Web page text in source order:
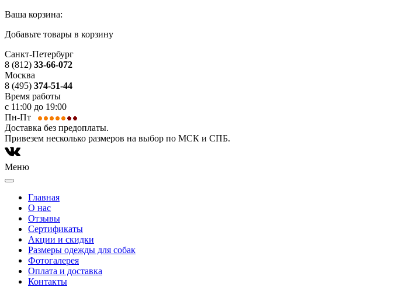
Ваша корзина:
Добавьте товары в корзину
Санкт-Петербург
8 (812) 33-66-072
Москва
8 (495) 374-51-44
Время работы
с 11:00 до 19:00
Пн-Пт
Доставка без предоплаты.
Привезем несколько размеров на выбор по МСК и СПБ.
Меню
Главная
О нас
Отзывы
Сертификаты
Акции и скидки
Размеры одежды для собак
Фотогалерея
Оплата и доставка
Контакты